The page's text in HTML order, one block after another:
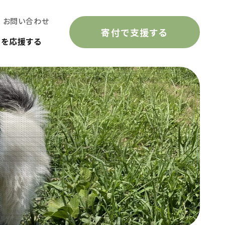
お問い合わせ
応援する
寄付で支援する